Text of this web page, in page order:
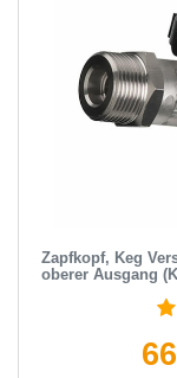
Zapfkopf, Keg
oberer Ausgang